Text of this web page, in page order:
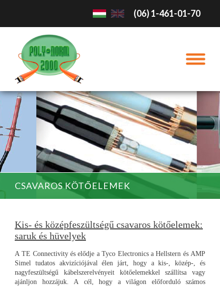
(06) 1-461-01-70
CSAVAROS KÖTŐELEMEK
Kis- és középfeszültségű csavaros kötőelemek:
saruk és hüvelyek
A TE Connectivity és elődje a Tyco Electronics a Hellstern és AMP
Simel tudatos akvizíciójával élen járt, hogy a kis-, közép-, és
nagyfeszültségű kábelszerelvényeit kötőelemekkel szállítsa vagy
ajánljon hozzájuk. A cél, hogy a világon előforduló számos